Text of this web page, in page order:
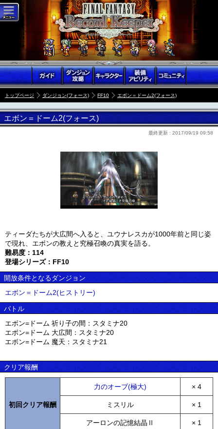
トップページ ダンジョン(フォース) FF10 エボン＝ドーム2(フォース)
エボン＝ドーム2(フォース)
最終更新 : 2017/09/19 09:58
ティーダたちが大広間へ入ると、ユウナレスカが1000年前と同じ姿
で現れ、エボンの教えと究極召喚の真実を語る。
難易度：114
登場シリーズ：FF10
開放条件となるダンジョン
エボン＝ドーム2(ヒストリー)
バトル
エボン=ドーム 祈り子の間：スタミナ20
エボン=ドーム 大広間：スタミナ20
エボン=ドーム 魔天：スタミナ21
クリア報酬
初回クリア報酬
力のオーブ(極大) × 4
ミスリル × 1
アーロンの記憶結晶Ⅱ × 1